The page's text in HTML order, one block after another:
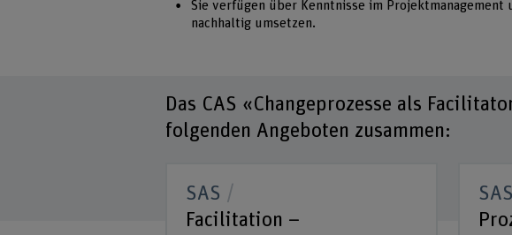
Sie verfügen über Kenntnisse im
nachhaltig umsetzen.
Das CAS «Changeprozesse als
folgenden Angeboten zusammen:
SAS
Facilitation –
SAS